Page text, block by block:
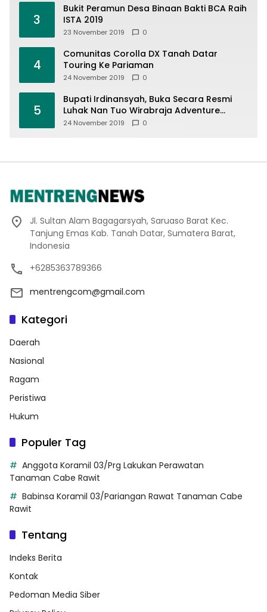
3
Bukit Peramun Desa Binaan Bakti BCA Raih
ISTA 2019
23 November 2019 0
4
Comunitas Corolla DX Tanah Datar
Touring Ke Pariaman
24 November 2019 0
5
Bupati Irdinansyah, Buka Secara Resmi
Luhak Nan Tuo Wirabraja Adventure
Offroad 2019
24 November 2019 0
Jl. Sultan Alam Bagagarsyah, Saruaso Barat Kec.
Tanjung Emas Kab. Tanah Datar, Sumatera Barat,
Indonesia
+6285363789366
mentrengcom@gmail.com
Kategori
Daerah
Nasional
Ragam
Peristiwa
Hukum
Populer Tag
Anggota Koramil 03/Prg Lakukan Perawatan
Tanaman Cabe Rawit
Babinsa Koramil 03/Pariangan Rawat Tanaman Cabe
Rawit
Tentang
Indeks Berita
Kontak
Pedoman Media Siber